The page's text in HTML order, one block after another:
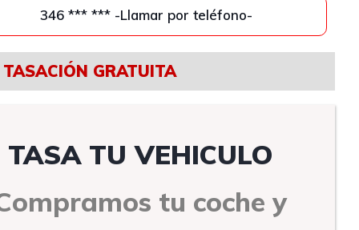
346 *** *** -Llamar por teléfono-
TASACIÓN GRATUITA
TASA TU VEHICULO
tu coche y